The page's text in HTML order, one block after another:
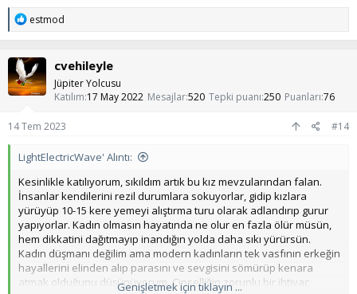
T
p
k
l
e
estmod
cvehileyle
Jüpiter Yolcusu
Katılım 17 May 2022 Mesajlar520 Tepki puanı 250 Puanları 76
14 Tem 2023 #14
LightElectricWave' Alıntı:
Kesinlikle katılıyorum, sıkıldım artık bu kız mevzularından falan.
İnsanlar kendilerini rezil durumlara sokuyorlar, gidip kızlara
yürüyüp 10-15 kere yemeyi alıştırma turu olarak adlandırıp gurur
yapıyorlar. Kadın olmasın hayatında ne olur en fazla ölür müsün,
hem dikkatini dağıtmayıp inandığın yolda daha sıkı yürürsün.
Kadın düşmanı değilim ama modern kadınların tek vasfının erkeğin
hayallerini elinden alıp parasını ve sevgisini sömürüp kenara
atmak olduğunu düşünüyorum. Cinselliğin zorunlu bir ihtiyaç
Genişletmek için tıklayın ...